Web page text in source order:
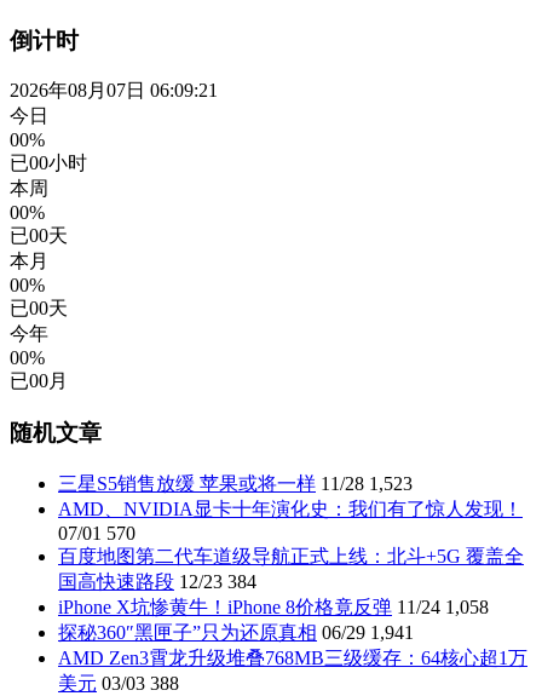
倒计时
2026年08月07日 06:09:21
今日
00%
已00小时
本周
00%
已00天
本月
00%
已00天
今年
00%
已00月
随机文章
三星S5销售放缓 苹果或将一样 11/28 1,523
AMD、NVIDIA显卡十年演化史：我们有了惊人发现！
07/01 570
百度地图第二代车道级导航正式上线：北斗+5G 覆盖全
国高快速路段 12/23 384
iPhone X坑惨黄牛！iPhone 8价格竟反弹 11/24 1,058
探秘360″黑匣子”只为还原真相 06/29 1,941
AMD Zen3霄龙升级堆叠768MB三级缓存：64核心超1万
美元 03/03 388